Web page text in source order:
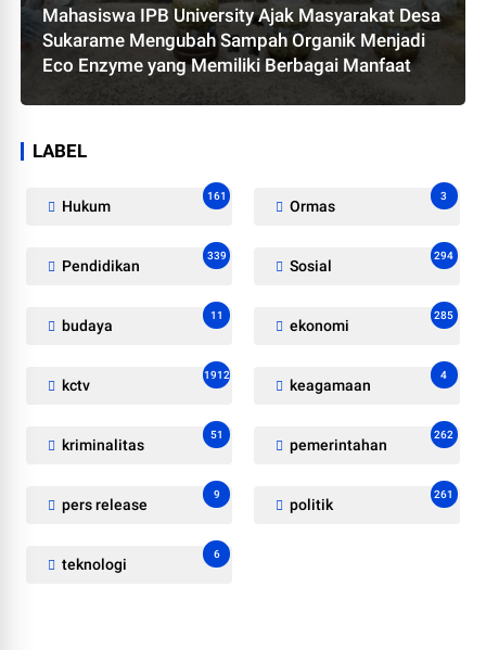
Mahasiswa IPB University Ajak Masyarakat Desa
Sukarame Mengubah Sampah Organik Menjadi
Eco Enzyme yang Memiliki Berbagai Manfaat
LABEL
Hukum
161
Ormas
3
Pendidikan
339
Sosial
294
budaya
11
ekonomi
285
kctv
1912
keagamaan
4
kriminalitas
51
pemerintahan
262
pers release
9
politik
261
teknologi
6